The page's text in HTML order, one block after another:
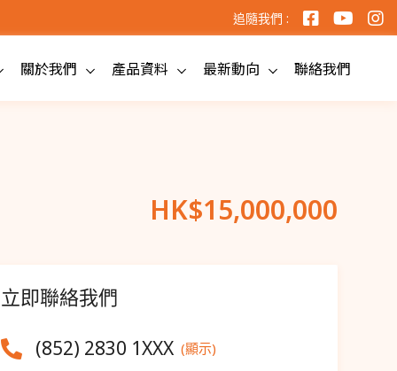
追隨我們 :
關於我們 產品資料 最新動向 聯絡我們
HK$15,000,000
立即聯絡我們
(852) 2830 1XXX (顯示)